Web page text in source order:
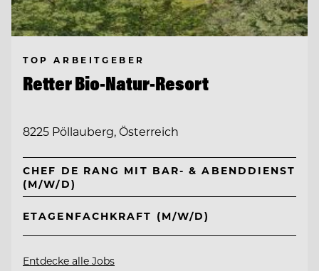
TOP ARBEITGEBER
Retter Bio-Natur-Resort
8225 Pöllauberg, Österreich
CHEF DE RANG MIT BAR- & ABENDDIENST
(M/W/D)
ETAGENFACHKRAFT (M/W/D)
Entdecke alle Jobs